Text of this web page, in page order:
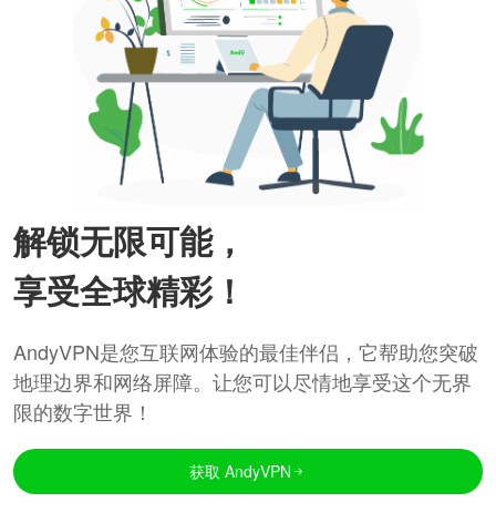
解锁无限可能，
享受全球精彩！
AndyVPN是您互联网体验的最佳伴侣，它帮助您突破
地理边界和网络屏障。让您可以尽情地享受这个无界
限的数字世界！
获取 AndyVPN